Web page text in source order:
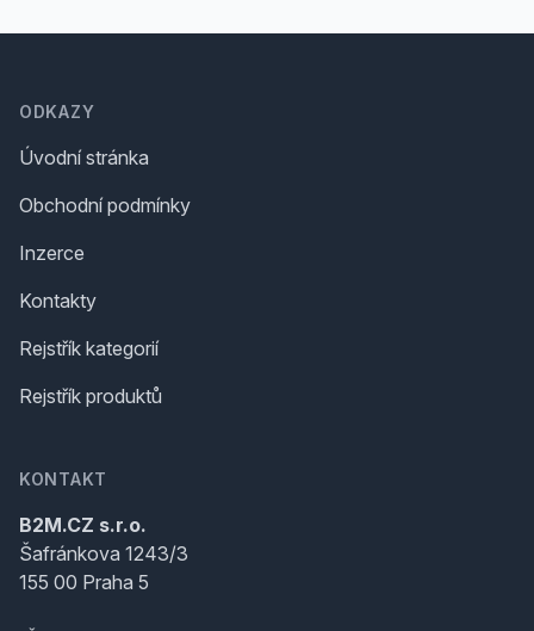
ODKAZY
Úvodní stránka
Obchodní podmínky
Inzerce
Kontakty
Rejstřík kategorií
Rejstřík produktů
KONTAKT
B2M.CZ s.r.o.
Šafránkova 1243/3
155 00 Praha 5